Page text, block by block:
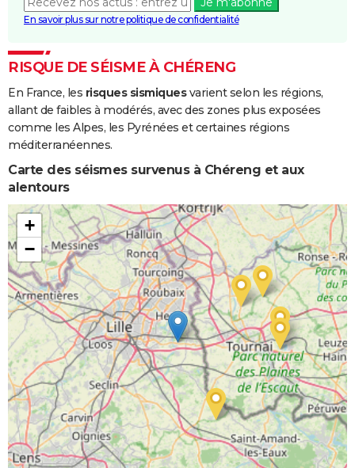
En savoir plus sur notre politique de confidentialité
RISQUE DE SÉISME À CHÉRENG
En France, les risques sismiquesvarient selon les régions,
allant de faibles à modérés, avec des zones plus exposées
comme les Alpes, les Pyrénées et certaines régions
méditerranéennes.
Carte des séismes survenus à Chéreng et aux
alentours
+
−